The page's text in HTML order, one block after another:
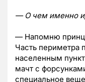
— О чем именно
— Напомню
Часть периметра
населенным
мачт с
специальное